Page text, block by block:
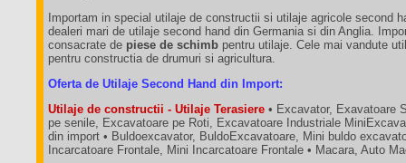
Importam in special utilaje de constructii si utilaje agricole second
dealeri mari de utilaje second hand din Germania si din Anglia.
consacrate de piese de schimb pentru utilaje. Cele mai vandute
pentru constructia de drumuri si agricultura.
Oferta de Utilaje Second Hand din Import:
Utilaje de constructii - Utilaje Terasiere • Excavator, Exavatoare
pe senile, Excavatoare pe Roti, Excavatoare Industriale
din import • Buldoexcavator, BuldoExcavatoare, Mini buldo
Incarcatoare Frontale, Mini Incarcatoare Frontale • Macara, Auto